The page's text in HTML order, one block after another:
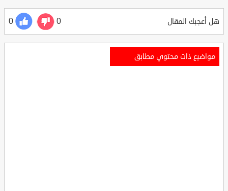
هل أعجبك المقال 0
0
مواضيع ذات محتوي مطابق